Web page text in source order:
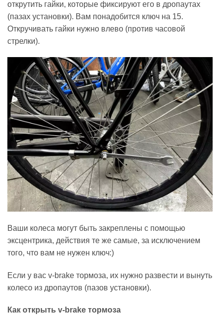
открутить гайки, которые фиксируют его в дропаутах
(пазах установки). Вам понадобится ключ на 15.
Откручивать гайки нужно влево (против часовой
стрелки).
Ваши колеса могут быть закреплены с помощью
эксцентрика, действия те же самые, за исключением
того, что вам не нужен ключ:)
Если у вас v-brake тормоза, их нужно развести и вынуть
колесо из дропаутов (пазов установки).
Как открыть v-brake тормоза